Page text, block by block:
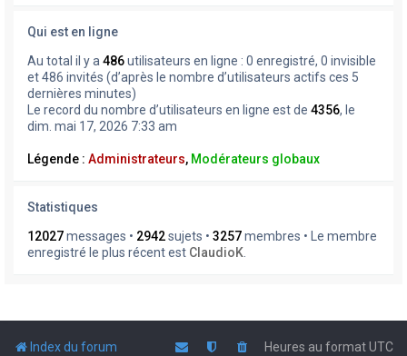
Qui est en ligne
Au total il y a 486utilisateurs en ligne : 0 enregistré, 0 invisible
et 486 invités (d’après le nombre d’utilisateurs actifs ces 5
dernières minutes)
Le record du nombre d’utilisateurs en ligne est de 4356, le
dim. mai 17, 2026 7:33 am
Légende : Administrateurs, Modérateurs globaux
Statistiques
12027messages • 2942sujets • 3257membres • Le membre
enregistré le plus récent est ClaudioK
Index du forum Heures au formatUTC